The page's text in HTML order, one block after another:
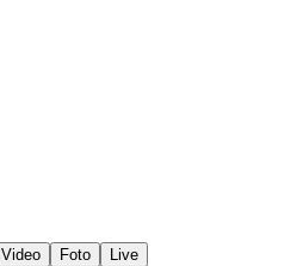
Video Foto
Live